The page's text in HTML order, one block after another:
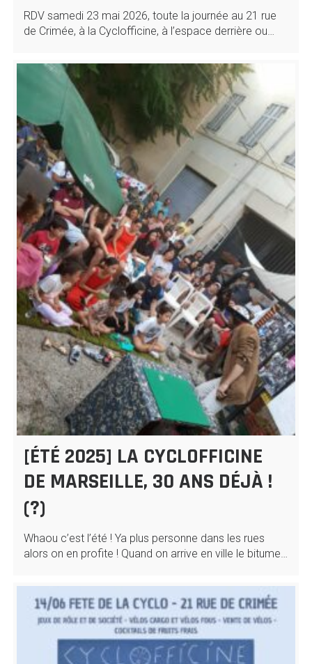
RDV samedi 23 mai 2026, toute la journée au 21 rue
de Crimée, à la Cyclofficine, à l’espace derrière ou…
[ÉTÉ 2025] LA CYCLOFFICINE
DE MARSEILLE, 30 ANS DÉJÀ !
(?)
Whaou c’est l’été ! Ya plus personne dans les rues
alors on en profite ! Quand on arrive en ville le bitume…